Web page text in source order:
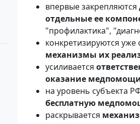
впервые закрепляются
отдельные ее
"профилактика",
конкретизируются
механизмы их
усиливается
оказание
на уровень субъекта
бесплатную
раскрывается